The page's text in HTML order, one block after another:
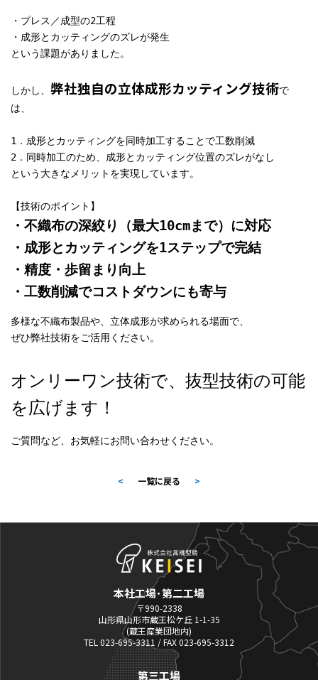
・プレス／成型の2工程
・成形とカッティングのズレが発生
という課題がありました。
しかし、 弊社独自の立体成形カッティング技術で
は、
1．成形とカッティングを同時加工することで工数削減
2．同時加工のため、成形とカッティング位置のズレがなし
という大きなメリットを実現しています。
【技術のポイント】
・不織布の深絞り（最大10cmまで）に対応
・成形とカッティングを1ステップで完結
・精度・歩留まり向上
・工数削減でコストダウンにも寄与
多様な不織布製品や、立体成形が求められる場面で、
ぜひ弊社技術をご活用ください。
オンリーワン技術で、抜型技術の可能
を広げます！
ご質問など、お気軽にお問い合わせください。
< 一覧に戻る >
本社工場･第二工場
〒990-2338
山形県山形市蔵王松ケ丘 1-1-35
(蔵王産業団地内)
TEL 023-695-3311 / FAX 023-695-3312
第三工場